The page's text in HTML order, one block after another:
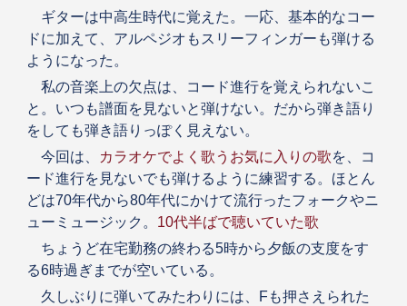
ギターは中高生時代に覚えた。一応、基本的なコー
ドに加えて、アルペジオもスリーフィンガーも弾ける
ようになった。
私の音楽上の欠点は、コード進行を覚えられないこ
と。いつも譜面を見ないと弾けない。だから弾き語り
をしても弾き語りっぽく見えない。
今回は、
カラオケでよく歌うお気に入りの歌を、コ
ード進行を見ないでも弾けるように練習する。ほとん
どは70年代から80年代にかけて流行ったフォークやニ
ューミュージック。 10代半ばで聴いていた歌
ちょうど在宅勤務の終わる5時から夕飯の支度をす
る6時過ぎまでが空いている。
久しぶりに弾いてみたわりには、Fも押さえられた